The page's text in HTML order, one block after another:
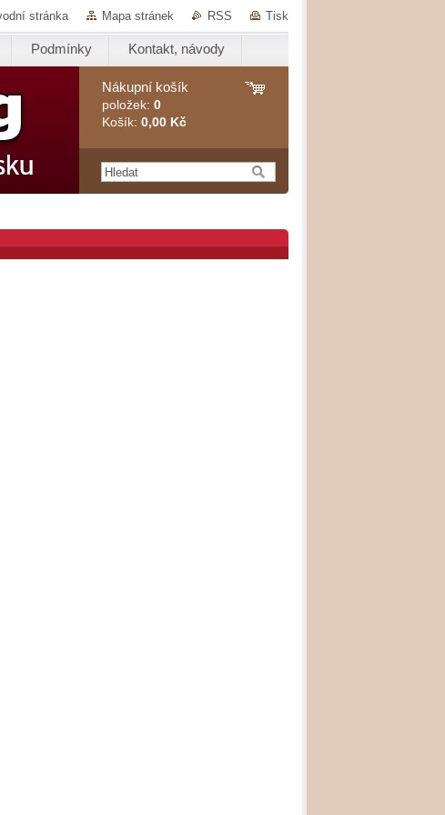
stránka Mapa stránek RSS Tisk
Podmínky Kontakt, návody
Nákupní košík
položek: 0
Košík: 0,00 Kč